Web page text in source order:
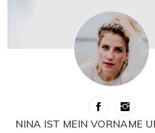
NINA IST MEIN VORNAME